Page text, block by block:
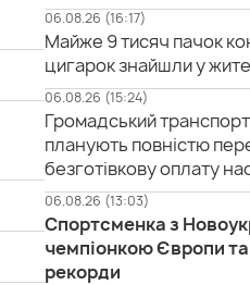
06.08.26 (16:17)
Майже 9 тисяч пачок
цигарок знайшли у
06.08.26 (15:24)
Громадський
планують повністю
безготівкову оплату
06.08.26 (13:03)
Спортсменка з
чемпіонкою Європи
рекорди